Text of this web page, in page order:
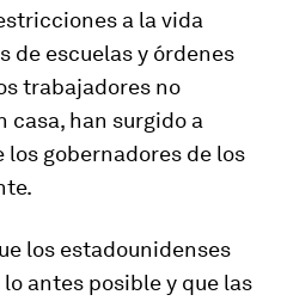
a la vida
de escuelas y órdenes
trabajadores no
casa, han surgido a
gobernadores de los
los estadounidenses
antes posible y que las